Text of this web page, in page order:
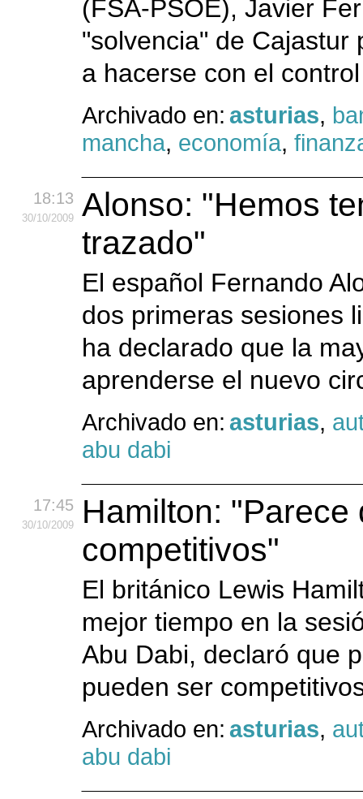
(FSA-PSOE), Javier
"solvencia" de Cajastur
a hacerse con el
Archivado en: asturias,
mancha, economía,
18:13
30/10/2009
Alonso: "Hemos
trazado"
El español Fernando
dos primeras sesiones
ha declarado que la
aprenderse el nuevo
Archivado en: asturias,
abu dabi
17:45
30/10/2009
Hamilton:
competitivos"
El británico Lewis
mejor tiempo en la
Abu Dabi, declaró que
pueden ser
Archivado en: asturias,
abu dabi